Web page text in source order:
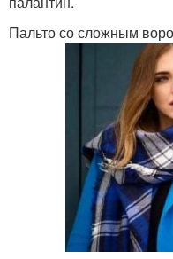
Пальто со сложным